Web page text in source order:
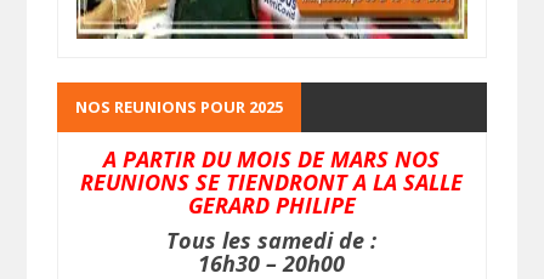
NOS REUNIONS POUR 2025
A PARTIR DU MOIS DE MARS NOS
REUNIONS SE TIENDRONT A LA SALLE
GERARD PHILIPE
Tous les samedi de :
16h30 – 20h00